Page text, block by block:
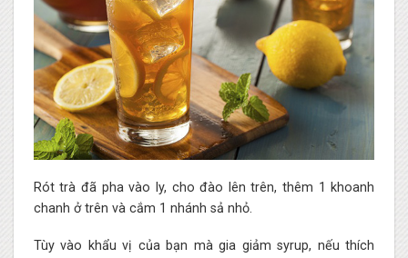
Rót trà đã pha vào ly, cho đào lên trên, thêm 1 khoanh
chanh ở trên và cắm 1 nhánh sả nhỏ.
Tùy vào khẩu vị của bạn mà gia giảm syrup, nếu thích